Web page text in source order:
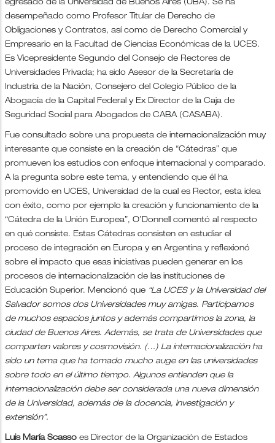
egresado de la Universidad de Buenos Aires (UBA). Se ha
desempeñado como Profesor Titular de Derecho de
Obligaciones y Contratos, así como de Derecho Comercial y
Empresario en la Facultad de Ciencias Económicas de la UCES.
Es Vicepresidente Segundo del Consejo de Rectores de
Universidades Privada; ha sido Asesor de la Secretaría de
Industria de la Nación, Consejero del Colegio Público de la
Abogacía de la Capital Federal y Ex Director de la Caja de
Seguridad Social para Abogados de CABA (CASABA).
Fue consultado sobre una propuesta de internacionalización muy
interesante que consiste en la creación de “Cátedras” que
promueven los estudios con enfoque internacional y comparado.
A la pregunta sobre este tema, y entendiendo que él ha
promovido en UCES, Universidad de la cual es Rector, esta idea
con éxito, como por ejemplo la creación y funcionamiento de la
“Cátedra de la Unión Europea”, O’Donnell comentó al respecto
en qué consiste. Estas Cátedras consisten en estudiar el
proceso de integración en Europa y en Argentina y reflexionó
sobre el impacto que esas iniciativas pueden generar en los
procesos de internacionalización de las instituciones de
Educación Superior. Mencionó que “La UCES y la Universidad del
Salvador somos dos Universidades muy amigas. Participamos
de muchos espacios juntos y además compartimos la zona, la
ciudad de Buenos Aires. Además, se trata de Universidades que
comparten valores y cosmovisión. (…) La internacionalización ha
sido un tema que ha tomado mucho auge en las universidades
sobre todo en el último tiempo. Algunos entienden que la
internacionalización debe ser considerada una nueva dimensión
de la Universidad, además de la docencia, investigación y
extensión”.
Luis María Scasso es Director de la Organización de Estados